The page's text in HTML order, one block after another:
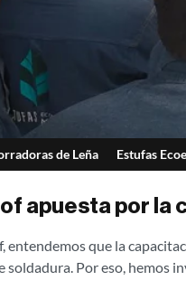
de Leña Estufas
apuesta por la
entendemos que la
soldadura. Por eso, hemos